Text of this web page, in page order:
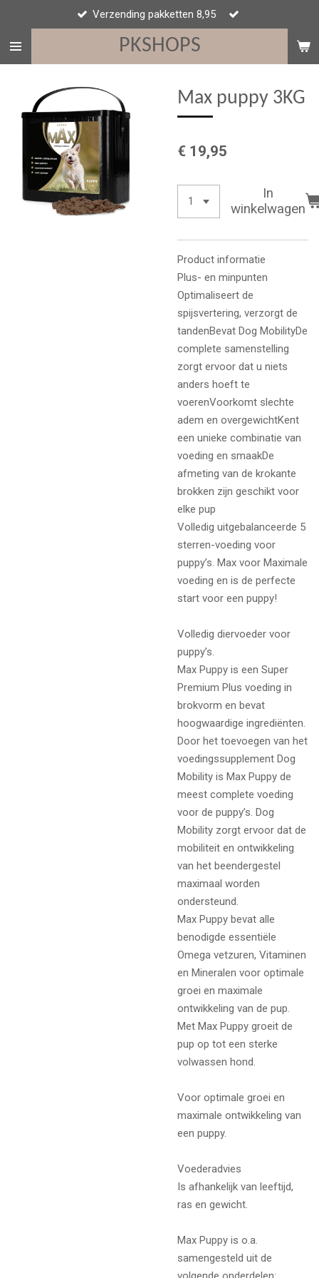
naar
hoofdinhoud
PKSHOPS
Verzending pakketten 8,95
Max puppy 3KG
€ 19,95
In
winkelwagen
Product informatie
Plus- en minpunten
Optimaliseert de
spijsvertering, verzorgt de
tandenBevat Dog MobilityDe
complete samenstelling
zorgt ervoor dat u niets
anders hoeft te
voerenVoorkomt slechte
adem en overgewichtKent
een unieke combinatie van
voeding en smaakDe
afmeting van de krokante
brokken zijn geschikt voor
elke pup
Volledig uitgebalanceerde 5
sterren-voeding voor
puppy’s. Max voor Maximale
voeding en is de perfecte
start voor een puppy!
Volledig diervoeder voor
puppy’s.
Max Puppy is een Super
Premium Plus voeding in
brokvorm en bevat
hoogwaardige ingrediënten.
Door het toevoegen van het
voedingssupplement Dog
Mobility is Max Puppy de
meest complete voeding
voor de puppy’s. Dog
Mobility zorgt ervoor dat de
mobiliteit en ontwikkeling
van het beendergestel
maximaal worden
ondersteund.
Max Puppy bevat alle
benodigde essentiële
Omega vetzuren, Vitaminen
en Mineralen voor optimale
groei en maximale
ontwikkeling van de pup.
Met Max Puppy groeit de
pup op tot een sterke
volwassen hond.
Voor optimale groei en
maximale ontwikkeling van
een puppy.
Voederadvies
Is afhankelijk van leeftijd,
ras en gewicht.
Max Puppy is o.a.
samengesteld uit de